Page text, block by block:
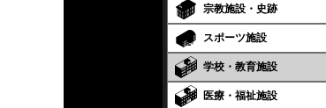
宗教施設・史跡
スポーツ施設
学校・教育施設
医療・福祉施設